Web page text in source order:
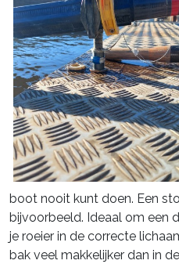
boot nooit kunt doen. Een
bijvoorbeeld. Ideaal om een
je roeier in de correcte
bak veel makkelijker dan in